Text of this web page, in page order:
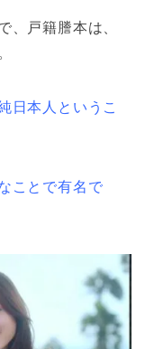
、戸籍謄本は、
日本人というこ
ことで有名で